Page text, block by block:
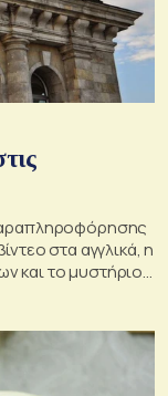
στα αγγλικά, η
και το μυστήριο